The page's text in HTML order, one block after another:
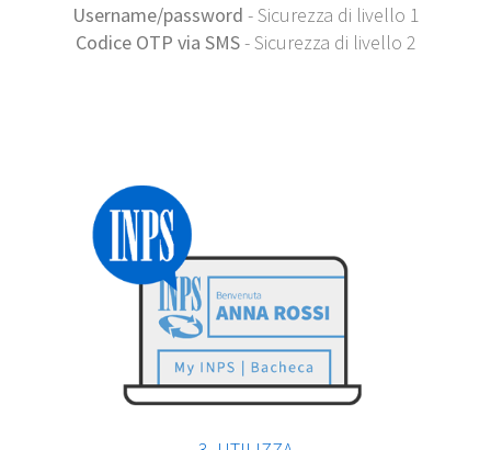
Username/password - Sicurezza di livello 1
Codice OTP via SMS- Sicurezza di livello 2